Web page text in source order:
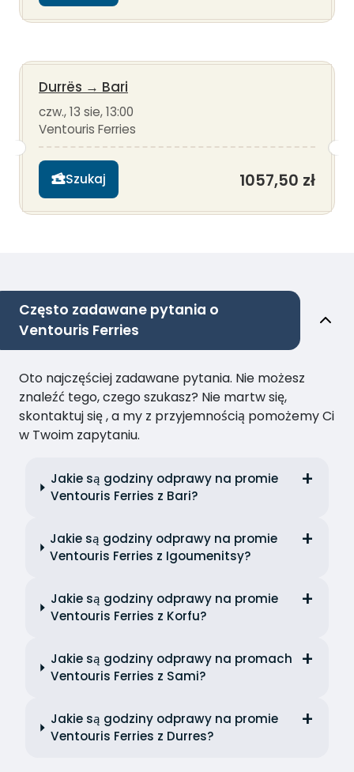
Durrës → Bari
czw., 13 sie, 13:00
Ventouris Ferries
Szukaj 1057,50 zł
Często zadawane pytania o
Ventouris Ferries
Oto najczęściej zadawane pytania. Nie możesz
znaleźć tego, czego szukasz? Nie martw się,
skontaktuj się , a my z przyjemnością pomożemy Ci
w Twoim zapytaniu.
Jakie są godziny odprawy na promie
Ventouris Ferries z Bari?
Jakie są godziny odprawy na promie
Ventouris Ferries z Igoumenitsy?
Jakie są godziny odprawy na promie
Ventouris Ferries z Korfu?
Jakie są godziny odprawy na promach
Ventouris Ferries z Sami?
Jakie są godziny odprawy na promie
Ventouris Ferries z Durres?